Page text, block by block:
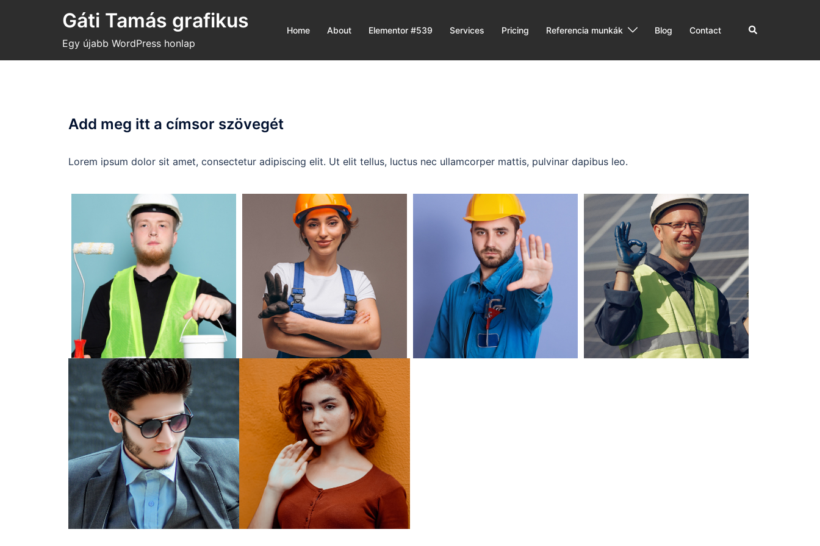
Gáti Tamás grafikus
Egy újabb WordPress honlap
Home About Elementor #539 Services Pricing Referencia munkák Blog Contact
Add meg itt a címsor szövegét
Lorem ipsum dolor sit amet, consectetur adipiscing elit. Ut elit tellus, luctus nec ullamcorper mattis, pulvinar dapibus leo.